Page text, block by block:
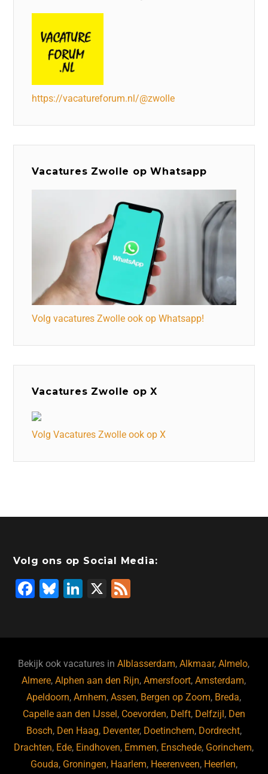
https://vacatureforum.nl/@zwolle
Vacatures Zwolle op Whatsapp
Volg vacatures Zwolle ook op Whatsapp!
Vacatures Zwolle op X
Volg Vacatures Zwolle ook op X
Volg ons op Social Media:
F
b
o
o
k
Bl
ky
Li
dI
n
X
Bekijk ook vacatures inAlblasserdam,Alkmaar,Almelo,
Almere,Alphen aan den Rijn,Amersfoort,Amsterdam,
Apeldoorn,Arnhem,Assen, Bergen op Zoom, Breda,
Capelle aan den IJssel , Coevorden, Delft, Delfzijl , Den
Bosch, Den Haag, Deventer, Doetinchem, Dordrecht,
Drachten, Ede, Eindhoven, Emmen, Enschede, Gorinchem,
Gouda, Groningen, Haarlem, Heerenveen, Heerlen,